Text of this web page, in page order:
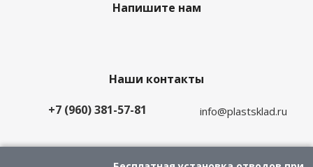
Напишите нам
Наши контакты
+7 (960) 381-57-81
info@plastsklad.ru